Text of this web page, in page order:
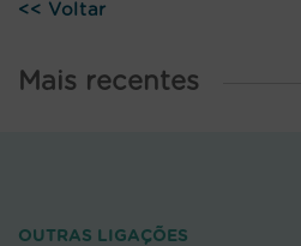
<< Voltar
Mais recentes
OUTRAS LIGAÇÕES